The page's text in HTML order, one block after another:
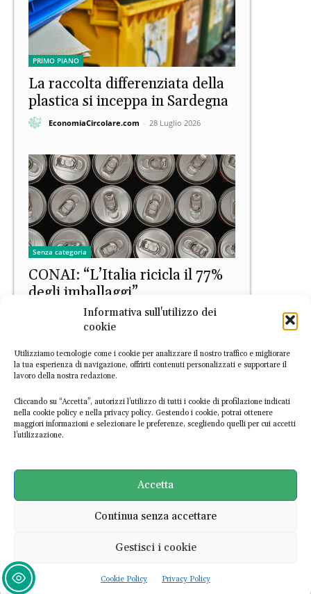
Informativa sull'utilizzo dei
cookie
Utilizziamo tecnologie come i cookie per analizzare il nostro traffico e migliorare
la tua esperienza di navigazione, offrirti contenuti personalizzati e supportare il
lavoro della nostra redazione.
Cliccando su “Accetta”, autorizzi l’utilizzo di tutti i cookie di profilazione indicati
nella cookie policy e nella privacy policy. Gestendo i cookie, potrai ottenere
maggiori informazioni e selezionare le preferenze, scegliendo quelli per cui accetti
l’utilizzazione.
Accetta
Continua senza accettare
Gestisci i cookie
Cookie Policy Privacy Policy
PRIMO PIANO
La raccolta differenziata della
plastica si inceppa in Sardegna
EconomiaCircolare.com - 28 Luglio 2026
Senza categoria
CONAI: “L’Italia ricicla il 77%
degli imballaggi”
EconomiaCircolare.com - 21 Luglio 2026
MASE, a breve nuovo incontro
del tavolo sulla crisi del riciclo
della plastica
EconomiaCircolare.com - 20 Luglio 2026